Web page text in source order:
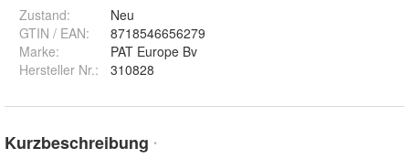
Zustand:
Neu
GTIN / EAN:
8718546656279
Marke:
PAT Europe Bv
Hersteller Nr.:
310828
Kurzbeschreibung *